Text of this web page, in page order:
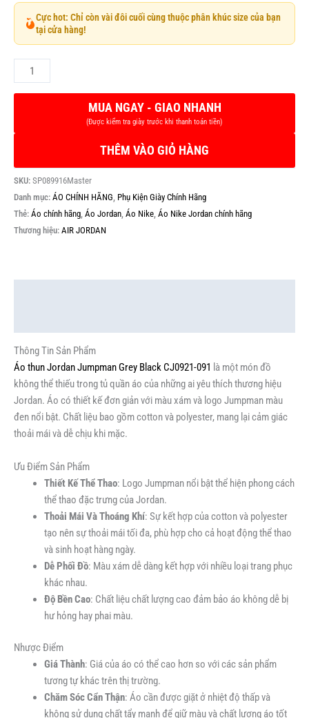
Cực hot: Chỉ còn vài đôi cuối cùng thuộc phân khúc size của bạn
tại cửa hàng!
THÊM VÀO GIỎ HÀNG
SKU: SP089916Master
Danh mục: ÁO CHÍNH HÃNG, Phụ Kiện Giày Chính Hãng
Thẻ: Áo chính hãng, Áo Jordan, Áo Nike, Áo Nike Jordan chính hãng
Thương hiệu: AIR JORDAN
Thông Tin Sản Phẩm
Áo thun Jordan Jumpman Grey Black CJ0921-091 là một món đồ
không thể thiếu trong tủ quần áo của những ai yêu thích thương hiệu
Jordan. Áo có thiết kế đơn giản với màu xám và logo Jumpman màu
đen nổi bật. Chất liệu bao gồm cotton và polyester, mang lại cảm giác
thoải mái và dễ chịu khi mặc.
Ưu Điểm Sản Phẩm
Thiết Kế Thể Thao: Logo Jumpman nổi bật thể hiện phong cách
thể thao đặc trưng của Jordan.
Thoải Mái Và Thoáng Khí: Sự kết hợp của cotton và polyester
tạo nên sự thoải mái tối đa, phù hợp cho cả hoạt động thể thao
và sinh hoạt hàng ngày.
Dễ Phối Đồ: Màu xám dễ dàng kết hợp với nhiều loại trang phục
khác nhau.
Độ Bền Cao: Chất liệu chất lượng cao đảm bảo áo không dễ bị
hư hỏng hay phai màu.
Nhược Điểm
Giá Thành: Giá của áo có thể cao hơn so với các sản phẩm
tương tự khác trên thị trường.
Chăm Sóc Cẩn Thận: Áo cần được giặt ở nhiệt độ thấp và
không sử dụng chất tẩy mạnh để giữ màu và chất lượng áo tốt